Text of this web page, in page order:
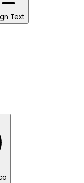
Text